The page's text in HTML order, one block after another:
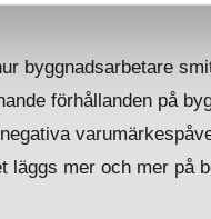
byggnadsarbetare
förhållanden på
läggs mer och mer på